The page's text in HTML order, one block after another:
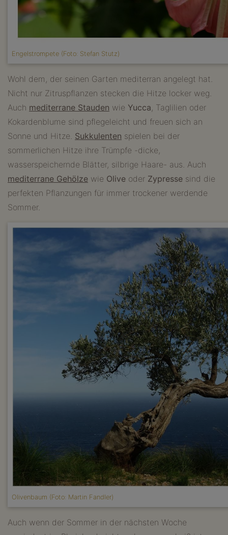
Engelstrompete (Foto: Stefan Stutz)
Wohl dem, der seinen Garten mediterran angelegt hat.
Nicht nur Zitruspflanzen stecken die Hitze locker weg.
Auch mediterrane Stauden wie Yucca, Taglilien oder
Kokardenblume sind pflegeleicht und freuen sich an
Sonne und Hitze. Sukkulenten spielen bei der
sommerlichen Hitze ihre Trümpfe -dicke,
wasserspeichernde Blätter, silbrige Haare- aus. Auch
mediterrane Gehölze wie Olive oder Zypresse sind die
perfekten Pflanzungen für immer trockener werdende
Sommer.
Olivenbaum (Foto: Martin Fandler)
Auch wenn der Sommer in der nächsten Woche